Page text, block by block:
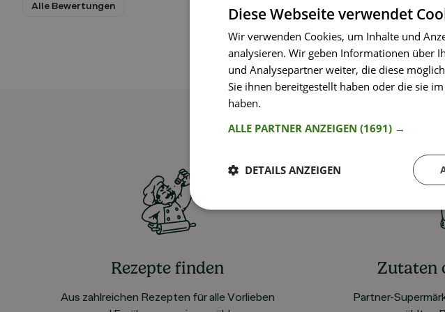
Alle Bewertungen
Rezepte finden
Aus zahlreichen Rezepten für alle Vorlieben
Zutaten
Partner-
Diese Webseite verwendet
Wir verwenden Cookies, um Inhalte und
analysieren. Wir geben Informationen über
und Analysepartner weiter, die diese
Sie ihnen bereitgestellt haben oder die sie
haben.
ALLE PARTNER ANZEIGEN (1691) →
DETAILS ANZEIGEN